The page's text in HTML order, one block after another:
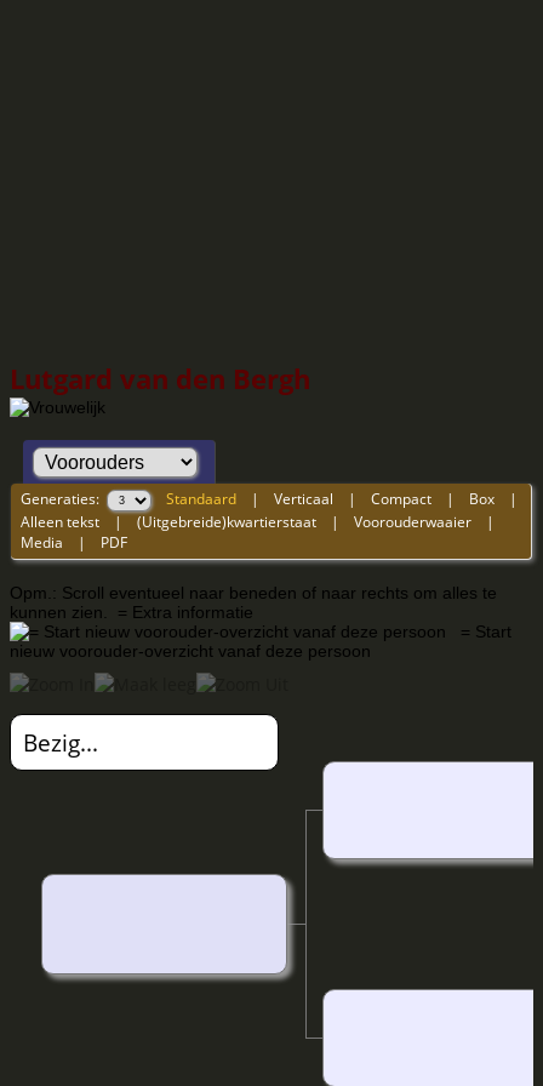
Lutgard van den Bergh
Generaties: Standaard |Verticaal |Compact | Box |
Alleen tekst |(Uitgebreide)kwartierstaat |Voorouderwaaier |
Media | PDF
Opm.: Scroll eventueel naar beneden of naar rechts om alles te
kunnen zien.
= Extra informatie
= Start
nieuw voorouder-overzicht vanaf deze persoon
Bezig...